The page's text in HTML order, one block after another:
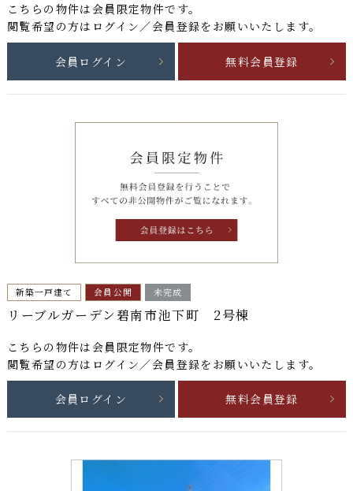
こちらの物件は 会員限定物件です。
閲覧希望の方はログイン／会員登録をお願いいたします。
会員ログイン 無料会員登録
新築一戸建て 会員公開 未完成
リーブルガーデン碧南市池下町 2号棟
こちらの物件は 会員限定物件です。
閲覧希望の方はログイン／会員登録をお願いいたします。
会員ログイン 無料会員登録